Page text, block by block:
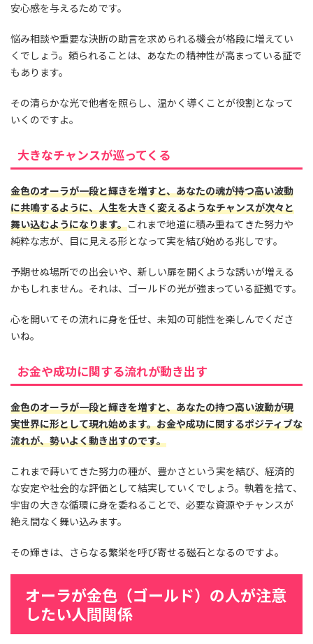
安心感を与えるためです。
悩み相談や重要な決断の助言を求められる機会が格段に増えてい
くでしょう。頼られることは、あなたの精神性が高まっている証で
もあります。
その清らかな光で他者を照らし、温かく導くことが役割となって
いくのですよ。
大きなチャンスが巡ってくる
金色のオーラが一段と輝きを増すと、あなたの魂が持つ高い波動
に共鳴するように、人生を大きく変えるようなチャンスが次々と
舞い込むようになります。これまで地道に積み重ねてきた努力や
純粋な志が、目に見える形となって実を結び始める兆しです。
予期せぬ場所での出会いや、新しい扉を開くような誘いが増える
かもしれません。それは、ゴールドの光が強まっている証拠です。
心を開いてその流れに身を任せ、未知の可能性を楽しんでくださ
いね。
お金や成功に関する流れが動き出す
金色のオーラが一段と輝きを増すと、あなたの持つ高い波動が現
実世界に形として現れ始めます。お金や成功に関するポジティブな
流れが、勢いよく動き出すのです。
これまで蒔いてきた努力の種が、豊かさという実を結び、経済的
な安定や社会的な評価として結実していくでしょう。執着を捨て、
宇宙の大きな循環に身を委ねることで、必要な資源やチャンスが
絶え間なく舞い込みます。
その輝きは、さらなる繁栄を呼び寄せる磁石となるのですよ。
オーラが金色（ゴールド）の人が注意
したい人間関係